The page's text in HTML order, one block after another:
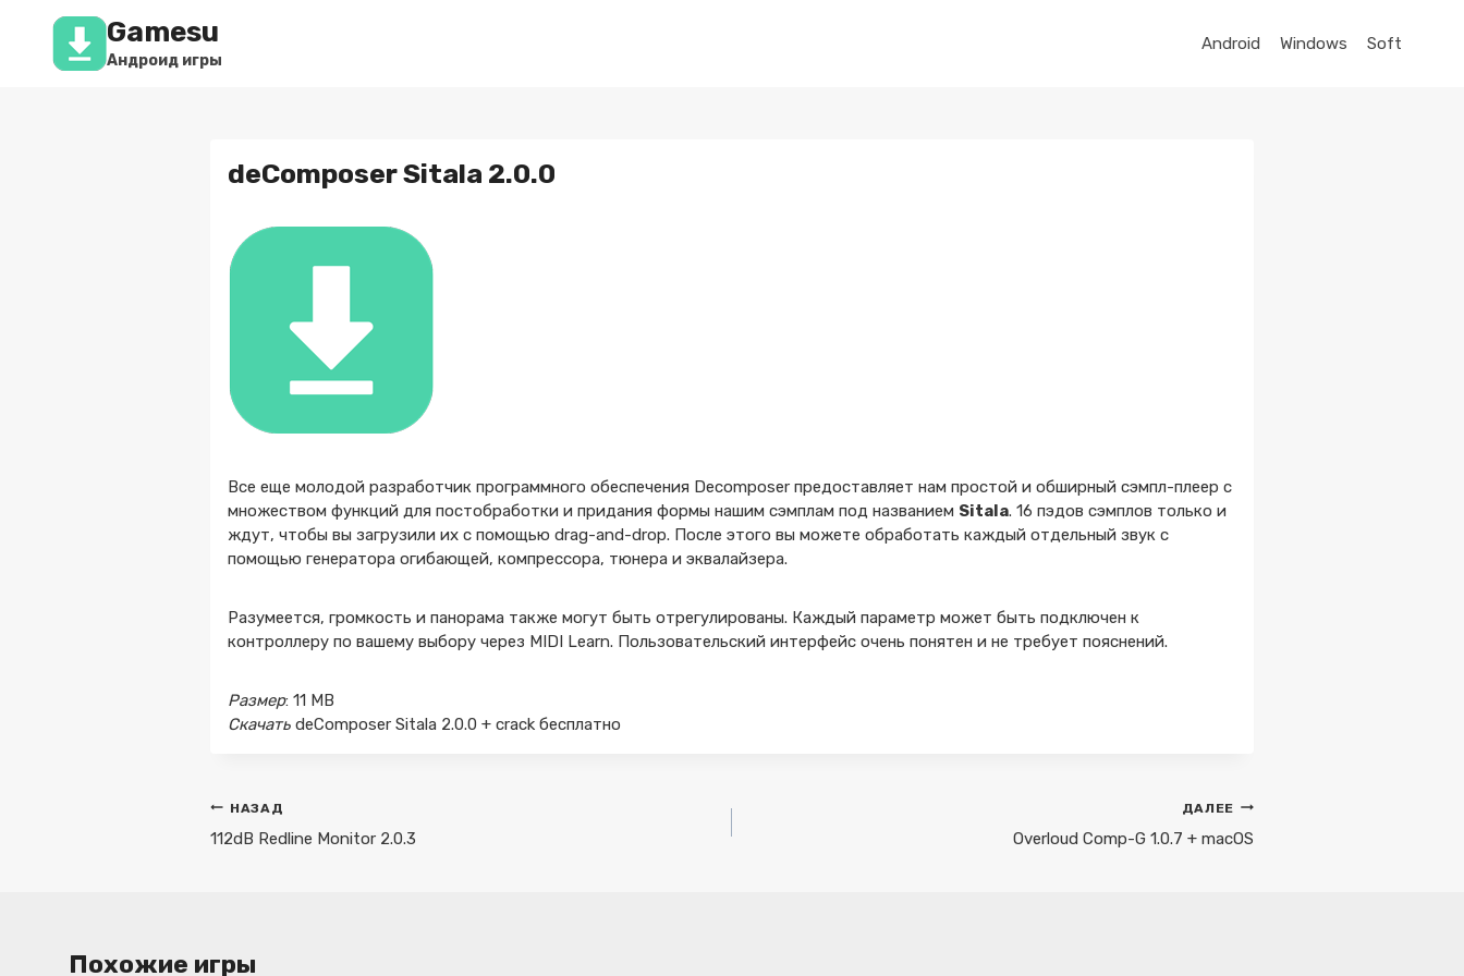
Перейти
содержимому
Gamesu
Андроид игры
Android Windows Soft
deComposer Sitala 2.0.0
Все еще молодой разработчик программного обеспечения Decomposer предоставляет нам простой и обширный сэмпл-плеер с
множеством функций для постобработки и придания формы нашим сэмплам под названием Sitala. 16 пэдов сэмплов только и
ждут, чтобы вы загрузили их с помощью drag-and-drop. После этого вы можете обработать каждый отдельный звук с
помощью генератора огибающей, компрессора, тюнера и эквалайзера.
Разумеется, громкость и панорама также могут быть отрегулированы. Каждый параметр может быть подключен к
контроллеру по вашему выбору через MIDI Learn. Пользовательский интерфейс очень понятен и не требует пояснений.
Размер: 11 MB
СкачатьdeComposer Sitala 2.0.0 + crack бесплатно
Навигация
по
НАЗАД
112dB Redline Monitor 2.0.3
ДАЛЕЕ
Overloud Comp-G 1.0.7 + macOS
Похожие игры